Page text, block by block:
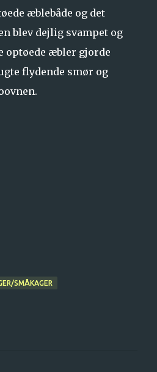
æblebåde og det
blev dejlig svampet og
optøede æbler gjorde
flydende smør og
SMÅKAGER